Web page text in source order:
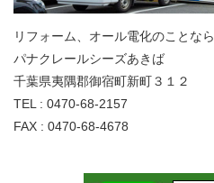
リフォーム、オール電化のことなら
パナクレールシーズあきば
千葉県夷隅郡御宿町新町３１２
TEL : 0470-68-2157
FAX : 0470-68-4678